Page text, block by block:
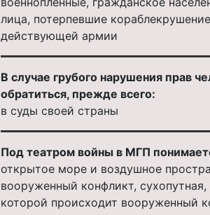
лица, потерпевшие
действующей армии
В случае грубого нарушения прав
обратиться, прежде всего:
в суды своей страны
Под театром войны в МГП
открытое море и воздушное
вооруженный конфликт,
которой происходит вооруженный